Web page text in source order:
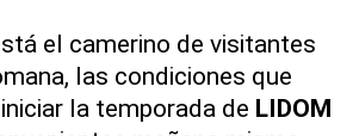
el camerino de visitantes
las condiciones que
la temporada de LIDOM